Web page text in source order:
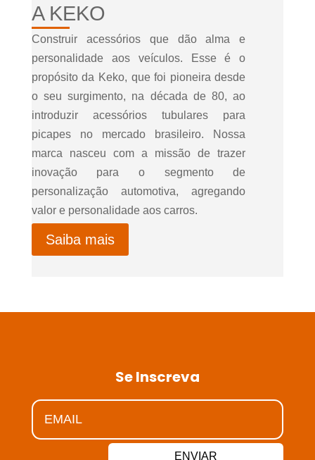
A KEKO
Construir acessórios que dão alma e
personalidade aos veículos. Esse é o
propósito da Keko, que foi pioneira desde
o seu surgimento, na década de 80, ao
introduzir acessórios tubulares para
picapes no mercado brasileiro. Nossa
marca nasceu com a missão de trazer
inovação para o segmento de
personalização automotiva, agregando
valor e personalidade aos carros.
Saiba mais
Se Inscreva
ENVIAR